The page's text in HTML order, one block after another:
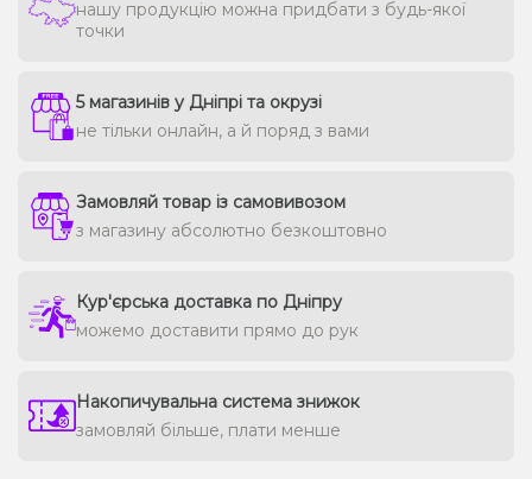
нашу продукцію можна придбати з будь-якої
точки
5 магазинів у Дніпрі та окрузі
не тільки онлайн, а й поряд з вами
Замовляй товар із самовивозом
з магазину абсолютно безкоштовно
Кур'єрська доставка по Дніпру
можемо доставити прямо до рук
Накопичувальна система знижок
замовляй більше, плати менше